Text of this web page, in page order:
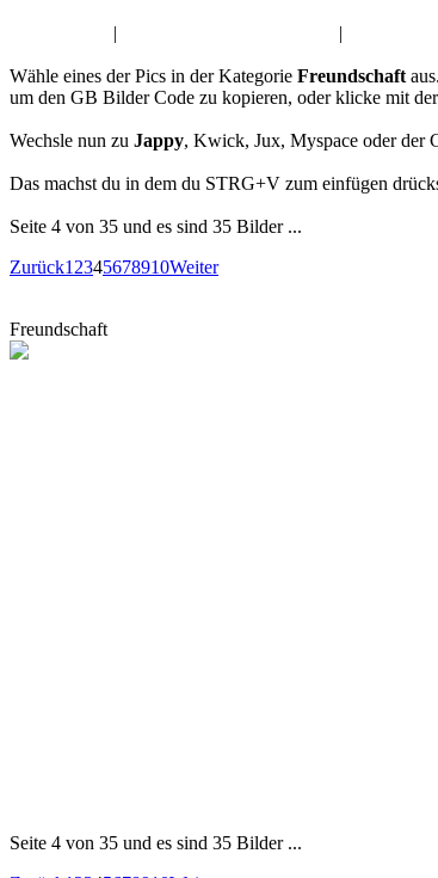
| |
Wähle eines der Pics in der Kategorie Freundschaft
um den GB Bilder Code zu kopieren, oder klicke mit
Wechsle nun zu Jappy, Kwick, Jux, Myspace oder der
Das machst du in dem du STRG+V zum einfügen
Seite 4 von 35 und es sind 35 Bilder ...
Zurück1 2345678910Weiter
Freundschaft
Seite 4 von 35 und es sind 35 Bilder ...